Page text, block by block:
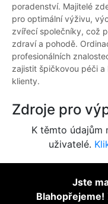
poradenství. Majitelé
pro optimální výživu,
zvířecí společníky, což
zdraví a pohodě.
profesionálních
zajistit špičkovou péči
klienty.
Zdroje pro
K těmto údajům
uživatelé.
Jste
Blahopřejeme!